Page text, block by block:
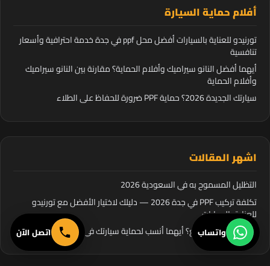
واتساب اتصل الآن
أفلام حماية السيارة
تورنيدو للعناية بالسيارات أفضل محل ppf في جدة خدمة احترافية وأسعار
تنافسية
أيهما أفضل النانو سيراميك وأفلام الحماية؟ مقارنة بين النانو سيراميك
وأفلام الحماية
سيارتك الجديدة 2026؟ حماية PPF ضرورة للحفاظ على الطلاء
اشهر المقالات
التظليل المسموح به في السعودية 2026
تكلفة تركيب PPF في جدة 2026 — دليلك لاختيار الأفضل مع تورنيدو
للعناية بالسيارات
PPF مطفي أم لامع؟ أيهما أنسب لحماية سيارتك في جدة